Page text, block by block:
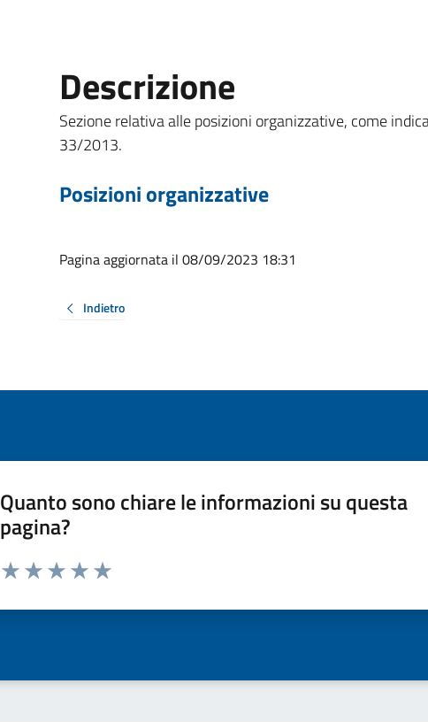
Descrizione
Sezione relativa alle posizioni organizzative, come
33/2013.
Posizioni organizzative
Pagina aggiornata il 08/09/2023 18:31
Indietro
Quanto sono chiare le informazioni su questa
pagina?
Valuta da 1 a 5 stelle la pagina